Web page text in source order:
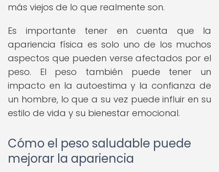
más viejos de lo que realmente son.
Es importante tener en cuenta que la
apariencia física es solo uno de los muchos
aspectos que pueden verse afectados por el
peso. El peso también puede tener un
impacto en la autoestima y la confianza de
un hombre, lo que a su vez puede influir en su
estilo de vida y su bienestar emocional.
Cómo el peso saludable puede
mejorar la apariencia